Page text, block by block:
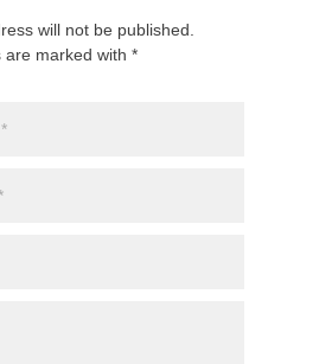
will not be published.
are marked with *